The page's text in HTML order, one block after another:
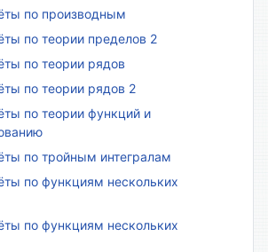
по производным
по теории пределов 2
по теории рядов
по теории рядов 2
по теории функций и
по тройным интегралам
по функциям нескольких
по функциям нескольких